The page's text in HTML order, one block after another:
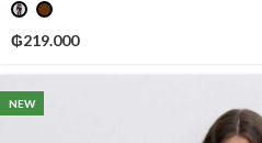
₲219.000
NEW